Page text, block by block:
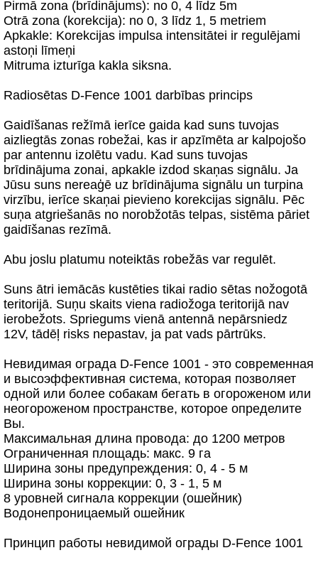
Pirmā zona (brīdinājums): no 0, 4 līdz 5m
Otrā zona (korekcija): no 0, 3 līdz 1, 5 metriem
Apkakle: Korekcijas impulsa intensitātei ir regulējami
astoņi līmeņi
Mitruma izturīga kakla siksna.
Radiosētas D-Fence 1001 darbības princips
Gaidīšanas režīmā ierīce gaida kad suns tuvojas
aizliegtās zonas robežai, kas ir apzīmēta ar kalpojošo
par antennu izolētu vadu. Kad suns tuvojas
brīdinājuma zonai, apkakle izdod skaņas signālu. Ja
Jūsu suns nereaģē uz brīdinājuma signālu un turpina
virzību, ierīce skaņai pievieno korekcijas signālu. Pēc
suņa atgriešanās no norobžotās telpas, sistēma pāriet
gaidīšanas rezīmā.
Abu joslu platumu noteiktās robežās var regulēt.
Suns ātri iemācās kustēties tikai radio sētas nožogotā
teritorijā. Suņu skaits viena radiožoga teritorijā nav
ierobežots. Spriegums vienā antennā nepārsniedz
12V, tādēļ risks nepastav, ja pat vads pārtrūks.
Невидимая ограда D-Fence 1001 - это современная
и высоэффективная система, которая позволяет
одной или более собакам бегать в огороженом или
неогороженом пространстве, которое определите
Вы.
Максимальная длина провода: до 1200 метров
Ограниченная площадь: макс. 9 га
Ширина зоны предупреждения: 0, 4 - 5 м
Ширина зоны коррекции: 0, 3 - 1, 5 м
8 уровней сигнала коррекции (ошейник)
Водонепроницаемый ошейник
Принцип работы невидимой ограды D-Fence 1001